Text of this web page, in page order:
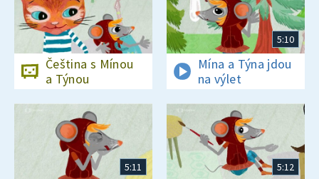
Čeština s Mínou
a Týnou
5:10
Mína a Týna jdou
na výlet
5:11 5:12